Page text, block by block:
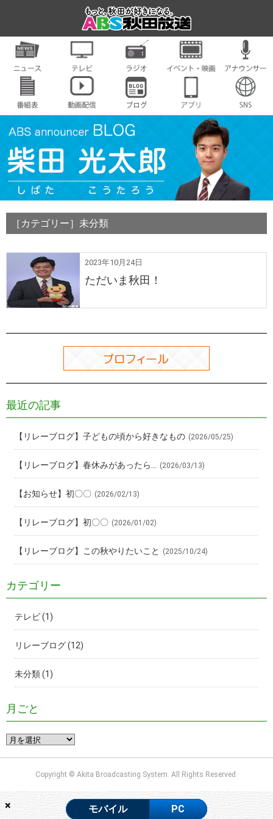
×
［カテゴリー］未分類
2023年10月24日
ただいま秋田！
最近の記事
【リレーブログ】子どもの頃から好きなもの (2026/05/25)
【リレーブログ】春休みがあったら… (2026/03/13)
【お知らせ】初〇〇 (2026/02/13)
【リレーブログ】初〇〇 (2026/01/02)
【リレーブログ】この秋やりたいこと (2025/10/24)
カテゴリー
テレビ(1)
リレーブログ(12)
未分類(1)
月ごと
Copyright © Akita Broadcasting System. All Rights Reserved.
モバイル PC